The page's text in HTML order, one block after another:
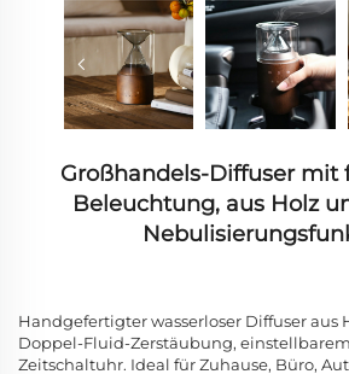
Großhandels-Diffuser mit
Beleuchtung, aus Holz
Handgefertigter wasserloser Diffuser aus
Doppel-Fluid-Zerstäubung,
Zeitschaltuhr. Ideal für Zuhause, Büro,